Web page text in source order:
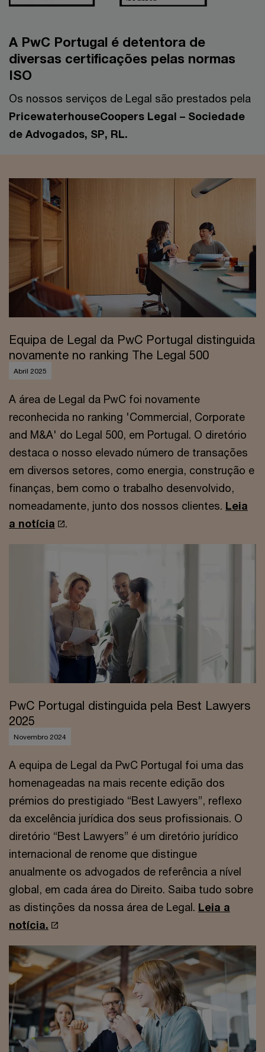
A PwC Portugal é detentora de
diversas certificações pelas normas
ISO
Os nossos serviços de Legal são prestados pela
PricewaterhouseCoopers Legal – Sociedade
de Advogados, SP, RL.
Equipa de Legal da PwC Portugal distinguida
novamente no ranking The Legal 500
Abril 2025
A área de Legal da PwC foi novamente
reconhecida no ranking 'Commercial, Corporate
and M&A' do Legal 500, em Portugal. O diretório
destaca o nosso elevado número de transações
em diversos setores, como energia, construção e
finanças, bem como o trabalho desenvolvido,
nomeadamente, junto dos nossos clientes. Leia
a notícia
.
PwC Portugal distinguida pela Best Lawyers
2025
Novembro 2024
A equipa de Legal da PwC Portugal foi uma das
homenageadas na mais recente edição dos
prémios do prestigiado “Best Lawyers”, reflexo
da excelência jurídica dos seus profissionais. O
diretório “Best Lawyers” é um diretório jurídico
internacional de renome que distingue
anualmente os advogados de referência a nível
global, em cada área do Direito. Saiba tudo sobre
as distinções da nossa área de Legal. Leia a
notícia.